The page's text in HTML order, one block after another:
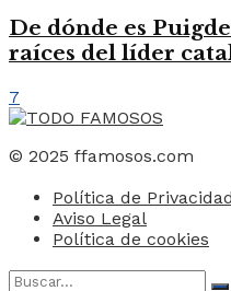
De dónde es
raíces del líder
7
© 2025 ffamosos.com
Política de Privacidad
Aviso Legal
Política de cookies